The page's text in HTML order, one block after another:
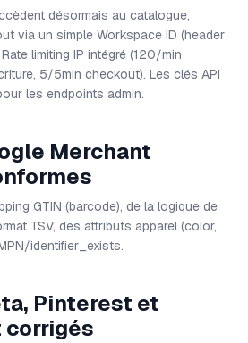
désormais au catalogue,
via un simple Workspace ID (header
limiting IP intégré (120/min
5/5min checkout). Les clés API
les endpoints admin.
Merchant
GTIN (barcode), de la logique de
TSV, des attributs apparel (color,
identifier_exists.
Pinterest et
corrigés